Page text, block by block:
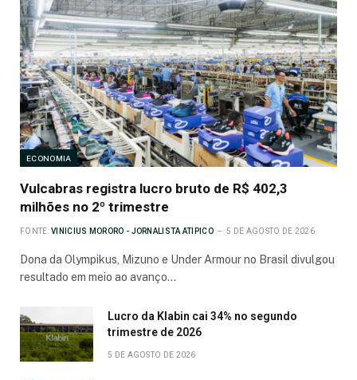
ECONOMIA
Vulcabras registra lucro bruto de R$ 402,3
milhões no 2º trimestre
FONTE: VINICIUS MORORO - JORNALISTA ATIPICO 5 DE AGOSTO DE 2026
Dona da Olympikus, Mizuno e Under Armour no Brasil divulgou
resultado em meio ao avanço…
Lucro da Klabin cai 34% no segundo
trimestre de 2026
5 DE AGOSTO DE 2026